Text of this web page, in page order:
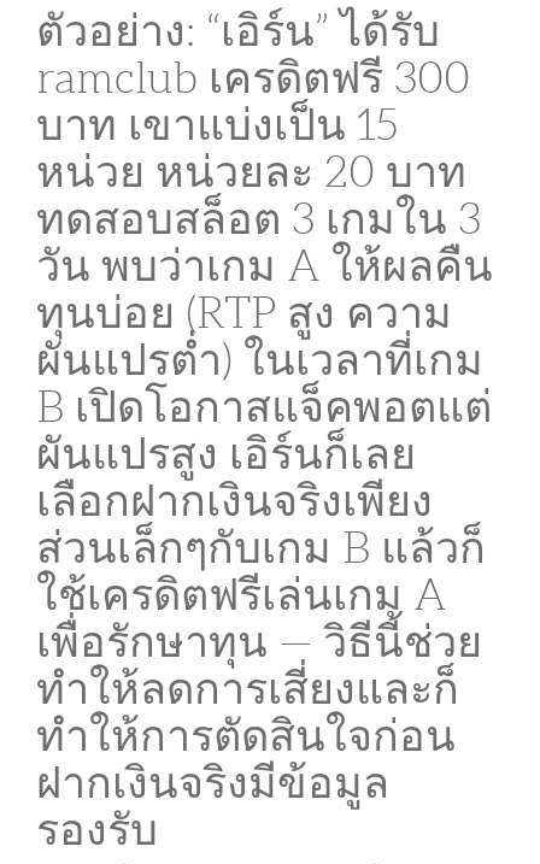
ตัวอย่าง: “เอิร์น” ได้รับ
ramclub เครดิตฟรี 300
บาท เขาแบ่งเป็น 15
หน่วย หน่วยละ 20 บาท
ทดสอบสล็อต 3 เกมใน 3
วัน พบว่าเกม A ให้ผลคืน
ทุนบ่อย (RTP สูง ความ
ผันแปรต่ำ) ในเวลาที่เกม
B เปิดโอกาสแจ็คพอตแต่
ผันแปรสูง เอิร์นก็เลย
เลือกฝากเงินจริงเพียง
ส่วนเล็กๆกับเกม B แล้วก็
ใช้เครดิตฟรีเล่นเกม A
เพื่อรักษาทุน — วิธีนี้ช่วย
ทำให้ลดการเสี่ยงและก็
ทำให้การตัดสินใจก่อน
ฝากเงินจริงมีข้อมูล
รองรับ